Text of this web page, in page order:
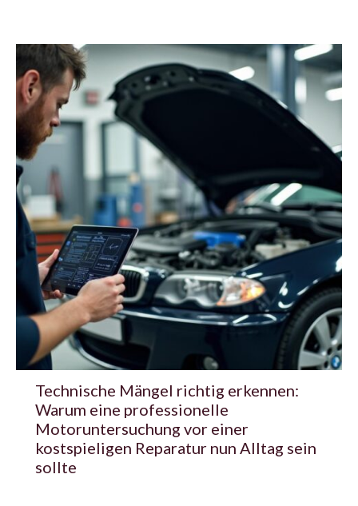
Technische Mängel richtig erkennen:
Warum eine professionelle
Motoruntersuchung vor einer
kostspieligen Reparatur nun Alltag sein
sollte